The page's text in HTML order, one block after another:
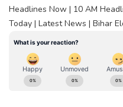
Headlines Now | 10 AM
Today | Latest News | Bihar